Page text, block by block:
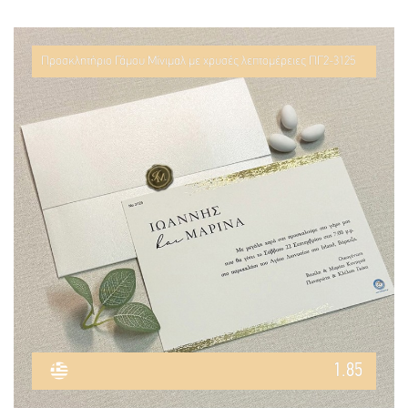
Προσκλητήριο Γάμου Μίνιμαλ με χρυσές λεπτομέρειες ΠΓ2-3125
1.85